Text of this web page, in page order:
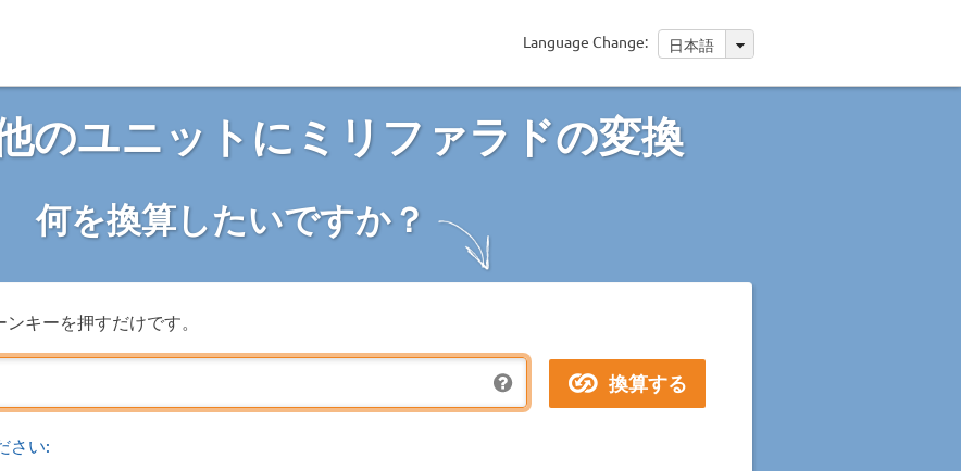
Language Change: 日本語
のユニットにミリファラドの変換
何を換算したいですか？
キーを押すだけです。
さい: